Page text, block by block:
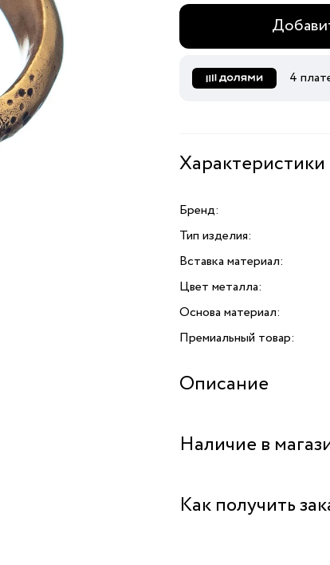
4
Характеристики
Бренд:
Тип изделия:
Вставка материал:
Цвет металла:
Основа материал:
Премиальный товар:
Описание
Наличие в
Бутик "La Nature" в ТРК
Как получить